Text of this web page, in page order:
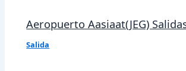
Aeropuerto Aasiaat(JEG)
Salida